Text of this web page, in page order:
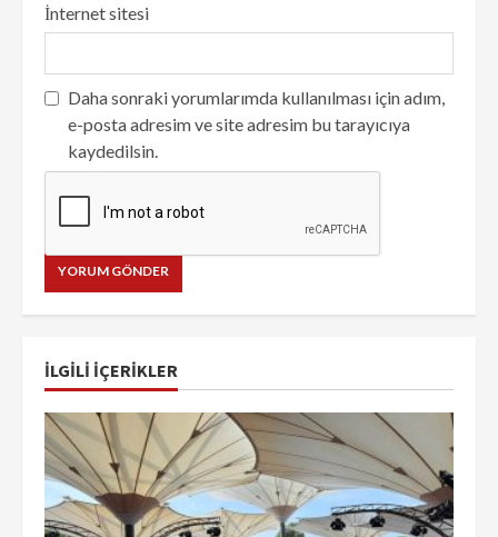
İnternet sitesi
Daha sonraki yorumlarımda kullanılması için adım,
e-posta adresim ve site adresim bu tarayıcıya
kaydedilsin.
İLGILI IÇERIKLER